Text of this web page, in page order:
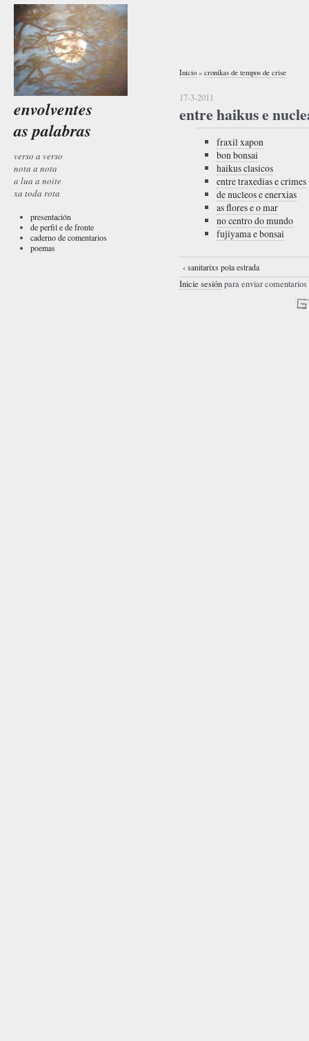
envolventes
as palabras
verso a verso
nota a nota
a lua a noite
xa toda rota
presentación
de perfil e de fronte
caderno de comentarios
poemas
Inicio » cronikas de tempos de crise
17-3-2011
entre haikus e
fraxil xapon
bon bonsai
haikus clasicos
entre traxedias e crimes
de nucleos e enerxias
as flores e o mar
no centro do mundo
fujiyama e bonsai
‹ sanitarixs pola estrada
Inicie sesiónpara enviar comentarios